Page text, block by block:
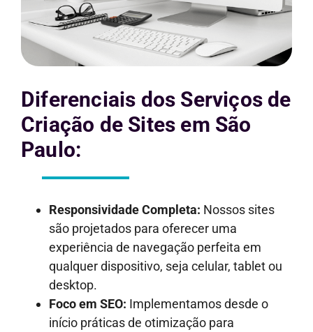
Diferenciais dos Serviços de
Criação de Sites em São
Paulo:
Responsividade Completa: Nossos sites
são projetados para oferecer uma
experiência de navegação perfeita em
qualquer dispositivo, seja celular, tablet ou
desktop.
Foco em SEO: Implementamos desde o
início práticas de otimização para